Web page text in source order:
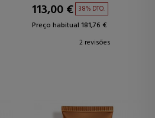
113,00 € 38% DTO.
Preço habitual 181,76 €
2 revisões